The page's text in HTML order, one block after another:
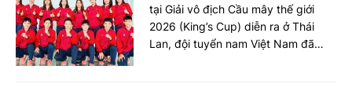
tại Giải vô địch Cầu mây thế giới
2026 (King’s Cup) diễn ra ở Thái
Lan, đội tuyển nam Việt Nam đã